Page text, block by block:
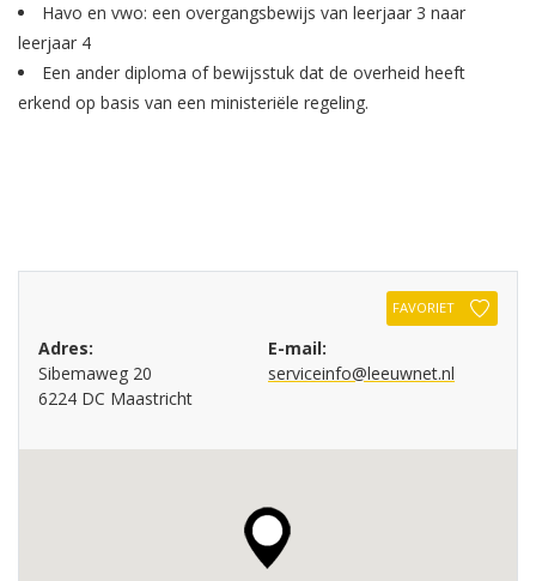
Havo en vwo: een overgangsbewijs van leerjaar 3 naar
leerjaar 4
Een ander diploma of bewijsstuk dat de overheid heeft
erkend op basis van een ministeriële regeling.
FAVORIET
Adres:
Sibemaweg 20
6224 DC Maastricht
E-mail:
serviceinfo@leeuwnet.nl